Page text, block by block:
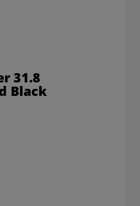
31.8
Black